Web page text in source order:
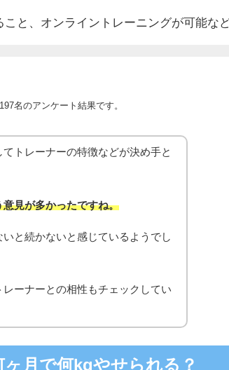
と、オンライントレーニングが可能な
名のアンケート結果です。
トレーナーの特徴などが決め手と
見が多かったですね。
と続かないと感じているようでし
ーナーとの相性もチェックしてい
月で何kgやせられる？